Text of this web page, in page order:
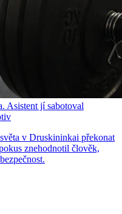
Asistent jí sabotoval
v Druskininkai překonat
znehodnotil člověk,